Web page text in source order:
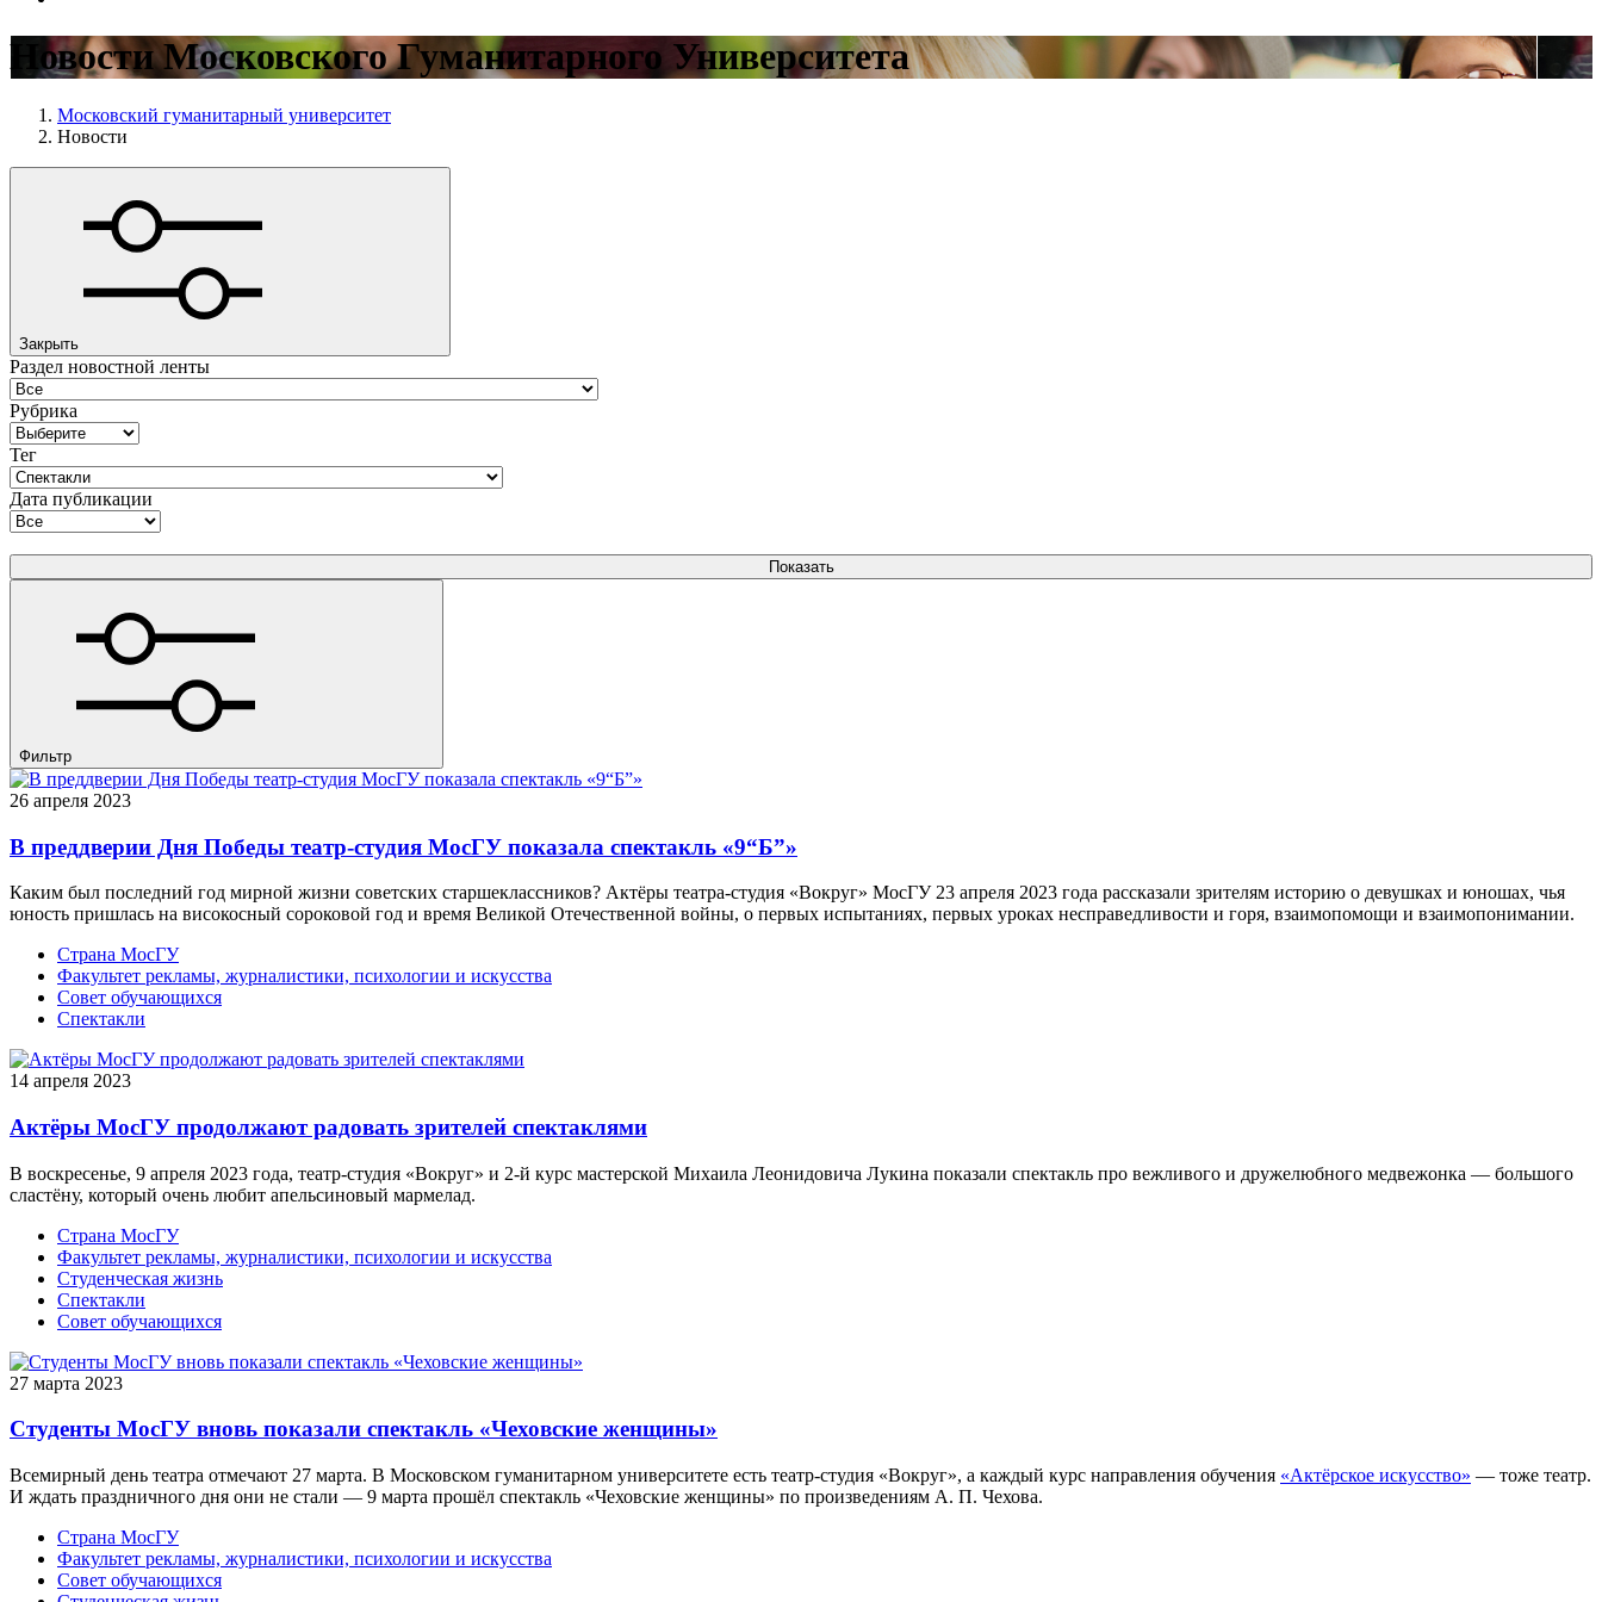
Новости Московского Гуманитарного Университета
Московский гуманитарный университет
Новости
Закрыть
Раздел новостной ленты
Рубрика
Тег
Дата публикации
Фильтр
26 апреля 2023
В преддверии Дня Победы театр-студия МосГУ показала спектакль «9“Б”»
Каким был последний год мирной жизни советских старшеклассников? Актёры театра-студия «Вокруг» МосГУ 23 апреля 2023 года рассказали зрителям историю о девушках и юношах, чья
юность пришлась на високосный сороковой год и время Великой Отечественной войны, о первых испытаниях, первых уроках несправедливости и горя, взаимопомощи и взаимопонимании.
Страна МосГУ
Факультет рекламы, журналистики, психологии и искусства
Совет обучающихся
Спектакли
14 апреля 2023
Актёры МосГУ продолжают радовать зрителей спектаклями
В воскресенье, 9 апреля 2023 года, театр-студия «Вокруг» и 2-й курс мастерской Михаила Леонидовича Лукина показали спектакль про вежливого и дружелюбного медвежонка — большого
сластёну, который очень любит апельсиновый мармелад.
Страна МосГУ
Факультет рекламы, журналистики, психологии и искусства
Студенческая жизнь
Спектакли
Совет обучающихся
27 марта 2023
Студенты МосГУ вновь показали спектакль «Чеховские женщины»
Всемирный день театра отмечают 27 марта. В Московском гуманитарном университете есть театр-студия «Вокруг», а каждый курс направления обучения «Актёрское искусство» — тоже театр.
И ждать праздничного дня они не стали — 9 марта прошёл спектакль «Чеховские женщины» по произведениям А. П. Чехова.
Страна МосГУ
Факультет рекламы, журналистики, психологии и искусства
Совет обучающихся